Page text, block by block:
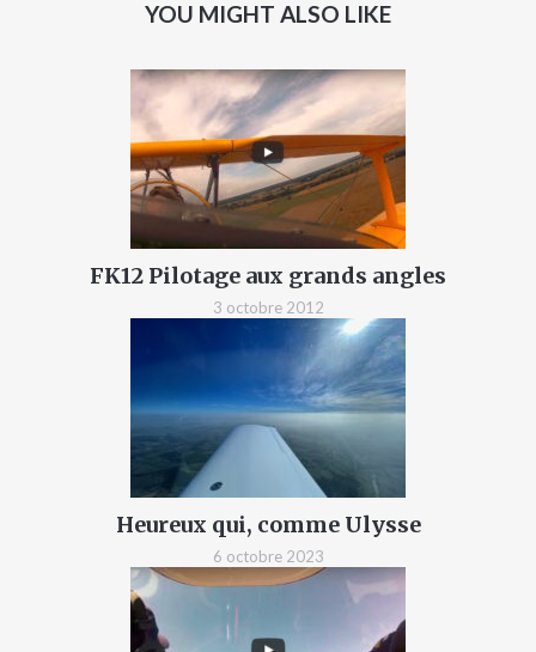
YOU MIGHT ALSO LIKE
FK12 Pilotage aux grands angles
3 octobre 2012
Heureux qui, comme Ulysse
6 octobre 2023